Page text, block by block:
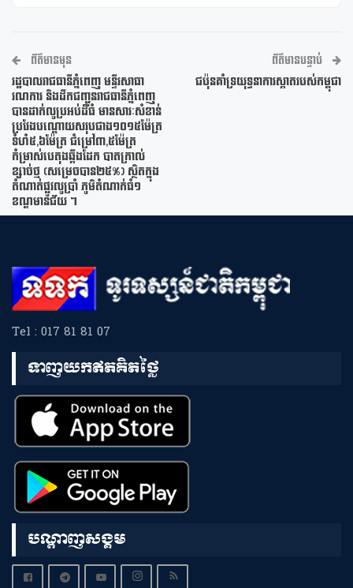
ព័ត៌មានមុន
រដ្ឋបាលរាជធានីភ្នំពេញ មន្ទីរសាធា
រណការ និងដឹកជញ្ជូនរាជធានីភ្នំពេញ
បានដាក់លូប្រអប់ដ៏ធំ មានសារៈសំខាន់
ប្រវែងបណ្តោយសរុបជាង១០១៥ម៉ែត្រ
ទំហំ៥,៦ម៉ែត្រ ជំម្រៅ៣,៥ម៉ែត្រ
កំម្រាស់បេតុងឆ្អឹងដែក បាតក្រាល់
ខ្សាច់ថ្ម (សម្រេចបាន២៥%) ស្ថិតក្នុង
តំណាត់ផ្លូវលូប្រាំ ភូមិតំណាក់ធំ១
ខណ្ឌមានជ័យ ។
ព័ត៌មានបន្ទាប់
ជប៉ុនគាំទ្រយុទ្ធនាការស្អាតរបស់កម្ពុជា
Tel : 017 81 81 07
ទាញយកឥតគិតថ្លៃ
បណ្តាញសង្គម